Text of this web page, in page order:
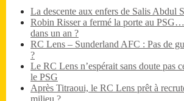
La descente aux enfers de Salis Abdul
Robin Risser a fermé la porte au
dans un an ?
RC Lens – Sunderland AFC : Pas de
?
Le RC Lens n’espérait sans doute pas
le PSG
Après Titraoui, le RC Lens prêt à
milieu ?